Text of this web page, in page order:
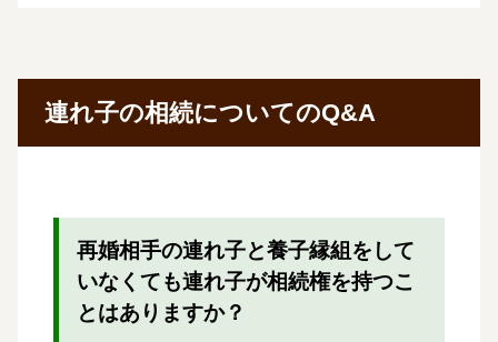
連れ子の相続についてのQ&A
再婚相手の連れ子と養子縁組をして
いなくても連れ子が相続権を持つこ
とはありますか？